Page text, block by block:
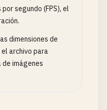
segundo (FPS), el
dimensiones de
archivo para
imágenes